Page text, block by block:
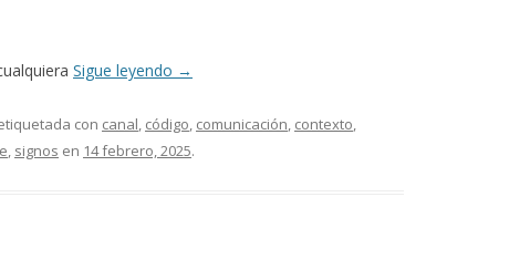
Sigue leyendo →
con canal, código, comunicación, contexto,
, signos en 14 febrero, 2025.